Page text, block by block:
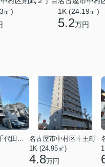
㎡)
1K (24.19㎡)
5.2万円
名古屋市中区千代田４丁目
名古屋市中村区十王町
1K (24.95㎡)
4.8万円